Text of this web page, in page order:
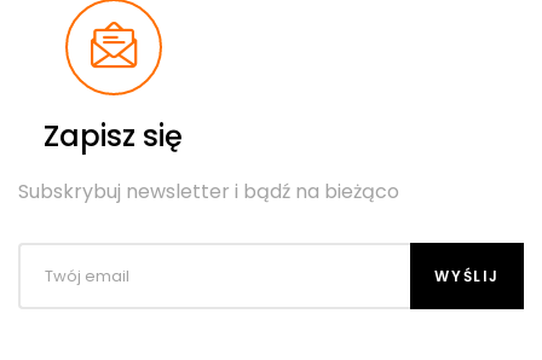
Zapisz się
Subskrybuj newsletter i bądź na bieżąco